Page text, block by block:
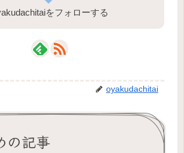
をフォローする
oyakudachitai
の記事